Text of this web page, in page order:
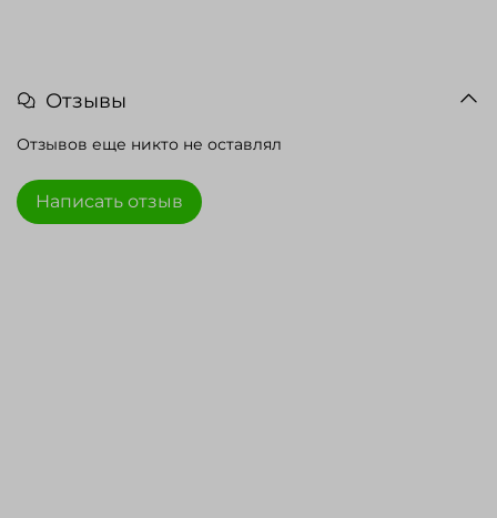
Отзывы
Отзывов еще никто не оставлял
Написать отзыв